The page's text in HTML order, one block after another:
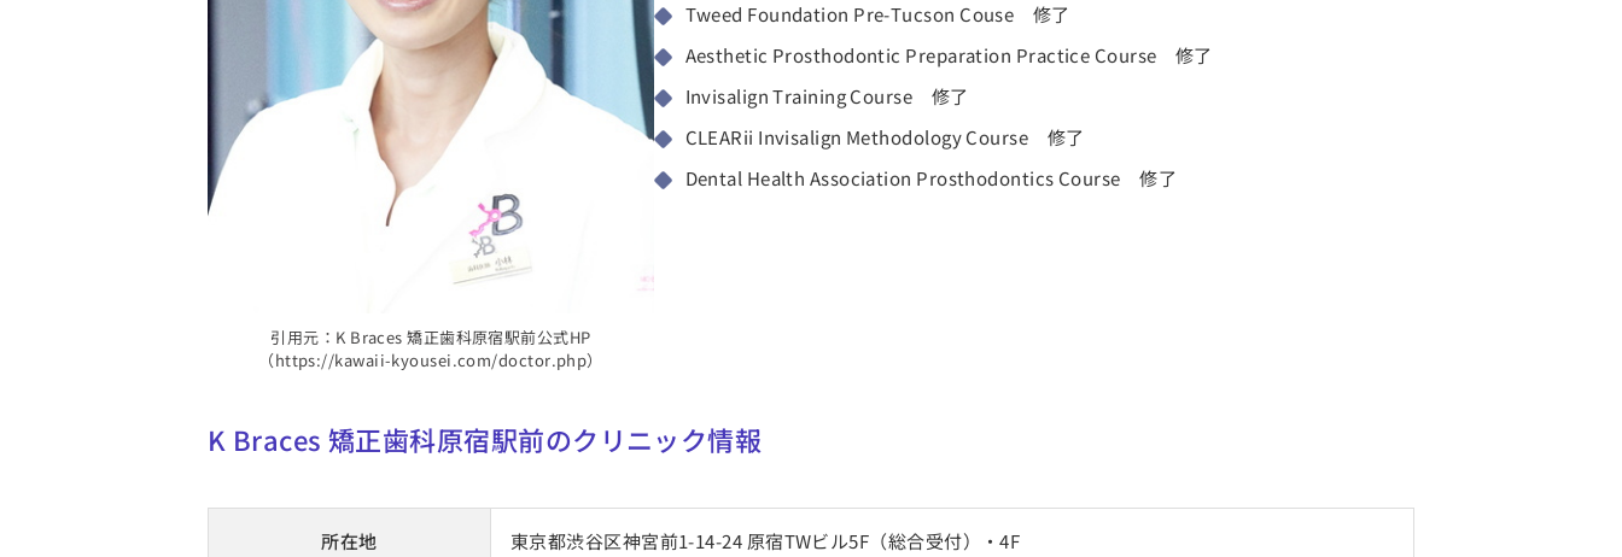
引用元：K Braces 矯正歯科原宿駅前公式HP
（https://kawaii-kyousei.com/doctor.php）
Tweed Foundation Pre-Tucson Couse 修了
Aesthetic Prosthodontic Preparation Practice Course 修了
Invisalign Training Course 修了
CLEARii Invisalign Methodology Course 修了
Dental Health Association Prosthodontics Course 修了
K Braces 矯正歯科原宿駅前のクリニック情報
所在地 東京都渋谷区神宮前1-14-24 原宿TWビル5F（総合受付）・4F